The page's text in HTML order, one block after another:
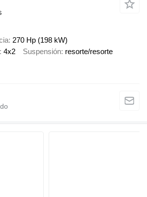
270 Hp (198 kW)
4x2 Suspensión resorte/resorte